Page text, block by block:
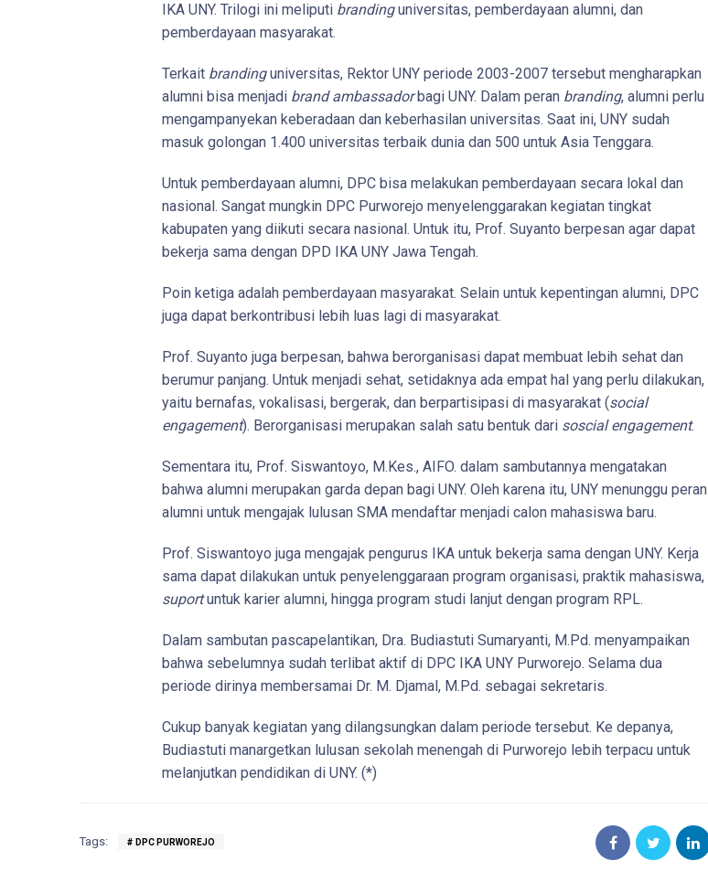
IKA UNY. Trilogi ini meliputi brandinguniversitas, pemberdayaan alumni, dan
pemberdayaan masyarakat.
Terkait brandinguniversitas, Rektor UNY periode 2003-2007 tersebut mengharapkan
alumni bisa menjadi brand ambassadorbagi UNY. Dalam peran branding, alumni perlu
mengampanyekan keberadaan dan keberhasilan universitas. Saat ini, UNY sudah
masuk golongan 1.400 universitas terbaik dunia dan 500 untuk Asia Tenggara.
Untuk pemberdayaan alumni, DPC bisa melakukan pemberdayaan secara lokal dan
nasional. Sangat mungkin DPC Purworejo menyelenggarakan kegiatan tingkat
kabupaten yang diikuti secara nasional. Untuk itu, Prof. Suyanto berpesan agar dapat
bekerja sama dengan DPD IKA UNY Jawa Tengah.
Poin ketiga adalah pemberdayaan masyarakat. Selain untuk kepentingan alumni, DPC
juga dapat berkontribusi lebih luas lagi di masyarakat.
Prof. Suyanto juga berpesan, bahwa berorganisasi dapat membuat lebih sehat dan
berumur panjang. Untuk menjadi sehat, setidaknya ada empat hal yang perlu dilakukan,
yaitu bernafas, vokalisasi, bergerak, dan berpartisipasi di masyarakat (social
engagement). Berorganisasi merupakan salah satu bentuk dari soscial engagement.
Sementara itu, Prof. Siswantoyo, M.Kes., AIFO. dalam sambutannya mengatakan
bahwa alumni merupakan garda depan bagi UNY. Oleh karena itu, UNY menunggu peran
alumni untuk mengajak lulusan SMA mendaftar menjadi calon mahasiswa baru.
Prof. Siswantoyo juga mengajak pengurus IKA untuk bekerja sama dengan UNY. Kerja
sama dapat dilakukan untuk penyelenggaraan program organisasi, praktik mahasiswa,
suportuntuk karier alumni, hingga program studi lanjut dengan program RPL.
Dalam sambutan pascapelantikan, Dra. Budiastuti Sumaryanti, M.Pd. menyampaikan
bahwa sebelumnya sudah terlibat aktif di DPC IKA UNY Purworejo. Selama dua
periode dirinya membersamai Dr. M. Djamal, M.Pd. sebagai sekretaris.
Cukup banyak kegiatan yang dilangsungkan dalam periode tersebut. Ke depanya,
Budiastuti manargetkan lulusan sekolah menengah di Purworejo lebih terpacu untuk
melanjutkan pendidikan di UNY. (*)
Tags: DPC PURWOREJO